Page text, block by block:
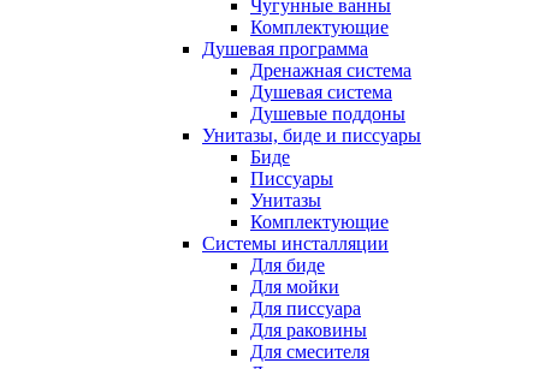
Чугунные ванны
Комплектующие
Душевая программа
Дренажная система
Душевая система
Душевые поддоны
Унитазы, биде и писсуары
Биде
Писсуары
Унитазы
Комплектующие
Системы инсталляции
Для биде
Для мойки
Для писсуара
Для раковины
Для смесителя